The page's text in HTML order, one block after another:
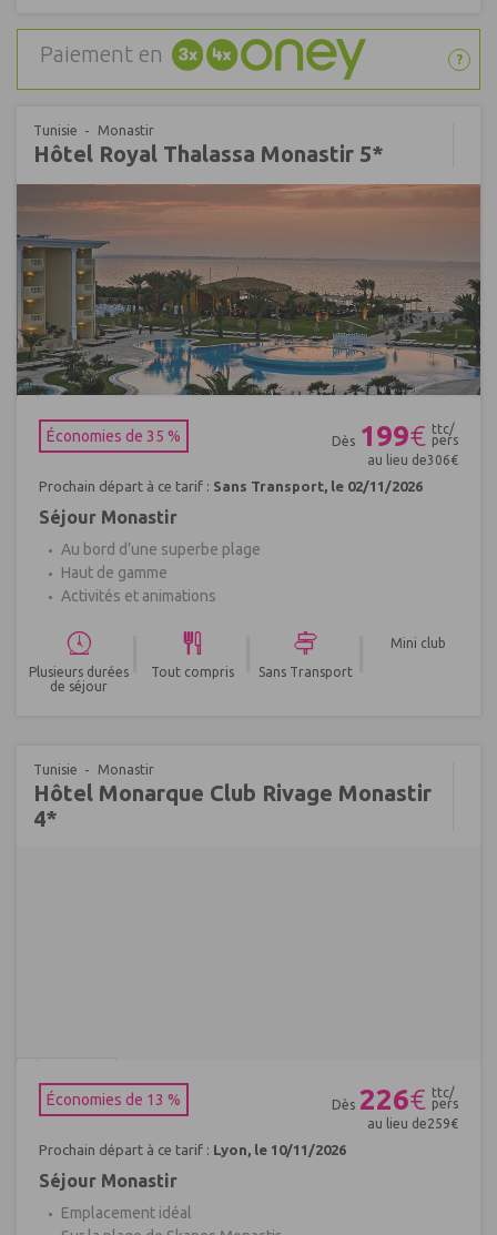
Paiement en ?
Tunisie Monastir
Hôtel Royal Thalassa Monastir 5*
Économies de 35 %
Dès 199€ ttc/
pers
au lieu de306€
Prochain départ à ce tarif : Sans Transport, le 02/11/2026
Séjour Monastir
Au bord d’une superbe plage
Haut de gamme
Activités et animations
Plusieurs durées
de séjour
Tout compris Sans Transport
Mini club
Tunisie Monastir
Hôtel Monarque Club Rivage Monastir
4*
Économies de 13 %
Dès 226€ ttc/
pers
au lieu de259€
Prochain départ à ce tarif : Lyon, le 10/11/2026
Séjour Monastir
Emplacement idéal